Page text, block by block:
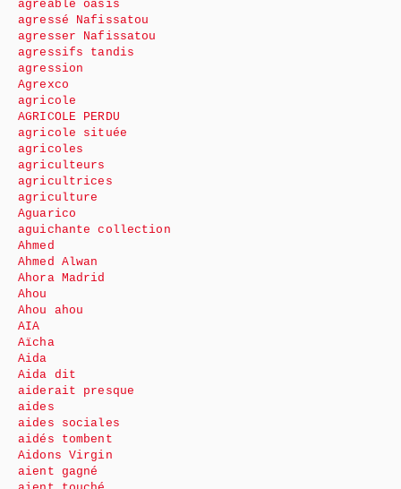
agréable oasis
agressé Nafissatou
agresser Nafissatou
agressifs tandis
agression
Agrexco
agricole
AGRICOLE PERDU
agricole située
agricoles
agriculteurs
agricultrices
agriculture
Aguarico
aguichante collection
Ahmed
Ahmed Alwan
Ahora Madrid
Ahou
Ahou ahou
AIA
Aïcha
Aida
Aida dit
aiderait presque
aides
aides sociales
aidés tombent
Aidons Virgin
aient gagné